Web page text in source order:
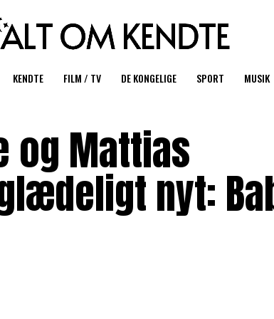
KENDTE FILM / TV DE KONGELIGE SPORT MUSIK
og Mattias
nyt: